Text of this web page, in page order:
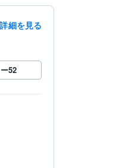
細を見る
52